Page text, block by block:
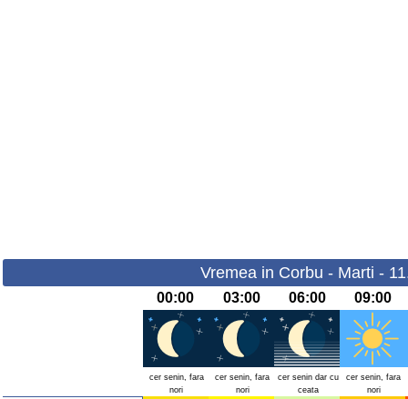
Vremea in Corbu - Marti -
00:00 03:00 06:00 09:00
cer senin, fara
nori
cer senin, fara
nori
cer senin dar cu
ceata
cer senin, fara
nori